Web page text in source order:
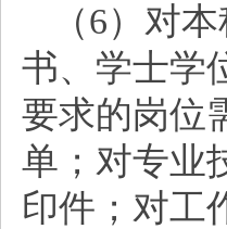
（6）对
书、学士学
要求的岗位
单；对专业
印件；对工